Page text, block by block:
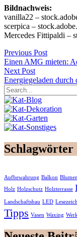
Bildnachweis:
vanilla22 –
scerpica –
Mercedes Fittipaldi –
Previous Post
Einen AMG mieten:
Next Post
Energiegeladen durch
Schlagwörter
Aufbewahrung Balkon Blumen
Holz Holzschutz Holzterrasse
Landschaftsbau LED
Tipps Vasen Waxing